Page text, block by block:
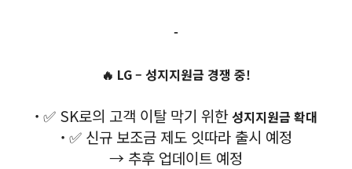
-
🔥 LG – 성지지원금 경쟁 중!
· ✅ SK로의 고객 이탈 막기 위한성지지원금 확대
· ✅ 신규 보조금 제도 잇따라 출시 예정
→ 추후 업데이트 예정